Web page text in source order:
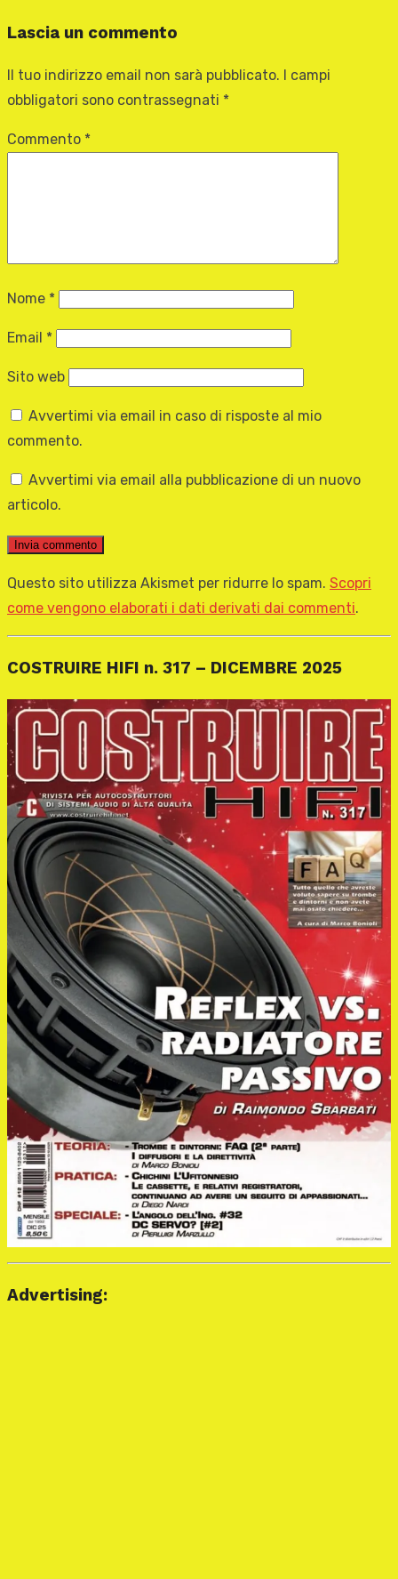
Lascia un commento
Il tuo indirizzo email non sarà pubblicato.
I campi
obbligatori sono contrassegnati *
Commento *
Nome *
Email *
Sito web
Avvertimi via email in caso di risposte al mio
commento.
Avvertimi via email alla pubblicazione di un nuovo
articolo.
Questo sito utilizza Akismet per ridurre lo spam. Scopri
come vengono elaborati i dati derivati dai commenti.
COSTRUIRE HIFI n. 317 – DICEMBRE 2025
Advertising: